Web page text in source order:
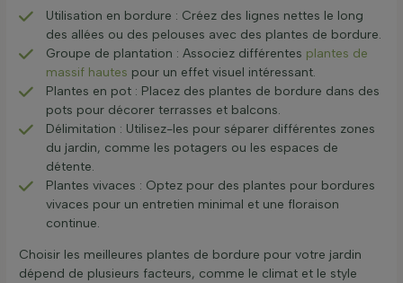
Utilisation en bordure : Créez des lignes nettes le long
des allées ou des pelouses avec des plantes de bordure.
Groupe de plantation : Associez différentes plantes de
massif hautes pour un effet visuel intéressant.
Plantes en pot : Placez des plantes de bordure dans des
pots pour décorer terrasses et balcons.
Délimitation : Utilisez-les pour séparer différentes zones
du jardin, comme les potagers ou les espaces de
détente.
Plantes vivaces : Optez pour des plantes pour bordures
vivaces pour un entretien minimal et une floraison
continue.
Choisir les meilleures plantes de bordure pour votre jardin
dépend de plusieurs facteurs, comme le climat et le style